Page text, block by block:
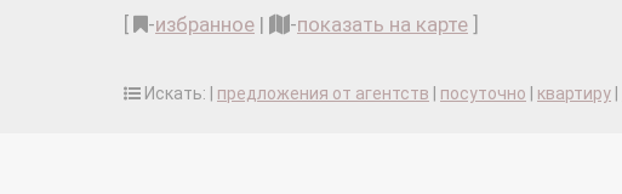
-избранное | -показать на карте
Искать: | предложения от агентств посуточно квартиру